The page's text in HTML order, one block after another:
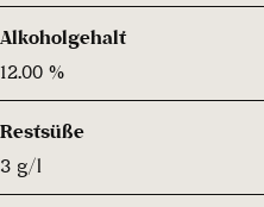
Alkoholgehalt
12.00 %
Restsüße
3 g/l